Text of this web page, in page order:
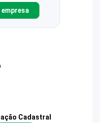
Cadastral